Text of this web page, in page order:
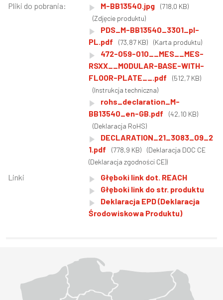
Pliki do pobrania:
M-BB13540.jpg
(718,0 KB)
(Zdjęcie produktu)
PDS_M-BB13540_3301_pl-
PL.pdf
(73,87 KB) (Karta produktu)
472-059-010__MES__MES-
RSXX__MODULAR-BASE-WITH-
FLOOR-PLATE__.pdf
(512,7 KB)
(Instrukcja techniczna)
rohs_declaration_M-
BB13540_en-GB.pdf
(42,10 KB)
(Deklaracja RoHS)
DECLARATION_21_3083_09_2
1.pdf
(778,9 KB)
(Deklaracja DOC CE
(Deklaracja zgodności CE))
Linki
Głęboki link dot. REACH
Głęboki link do str. produktu
Deklaracja EPD (Deklaracja
Środowiskowa Produktu)